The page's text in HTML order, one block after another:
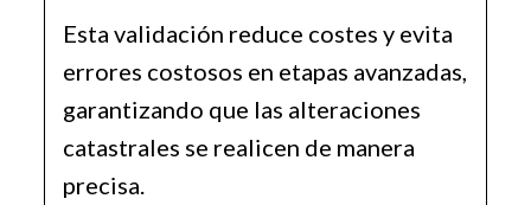
Esta validación reduce costes y evita
errores costosos en etapas avanzadas,
garantizando que las alteraciones
catastrales se realicen de manera
precisa.